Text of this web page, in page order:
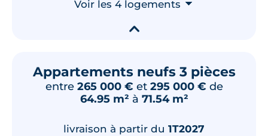
Surface annexe
Orientation
LotC401
TVA 20% 237 000 €
Voir les 4 logements ⮟
▾
Appartements neufs 3 pièces
entre 265 000 € et 295 000 € de
64.95 m² à 71.54 m²
livraison à partir du 1T2027